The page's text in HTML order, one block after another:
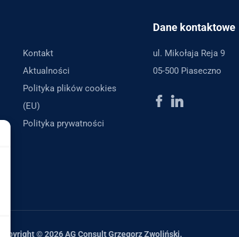
Kontakt
Aktualności
Polityka plików cookies
(EU)
Polityka prywatności
Dane kontaktowe
ul. Mikołaja Reja 9
05-500 Piaseczno
Copyright © 2026 AG Consult Grzegorz Zwoliński.